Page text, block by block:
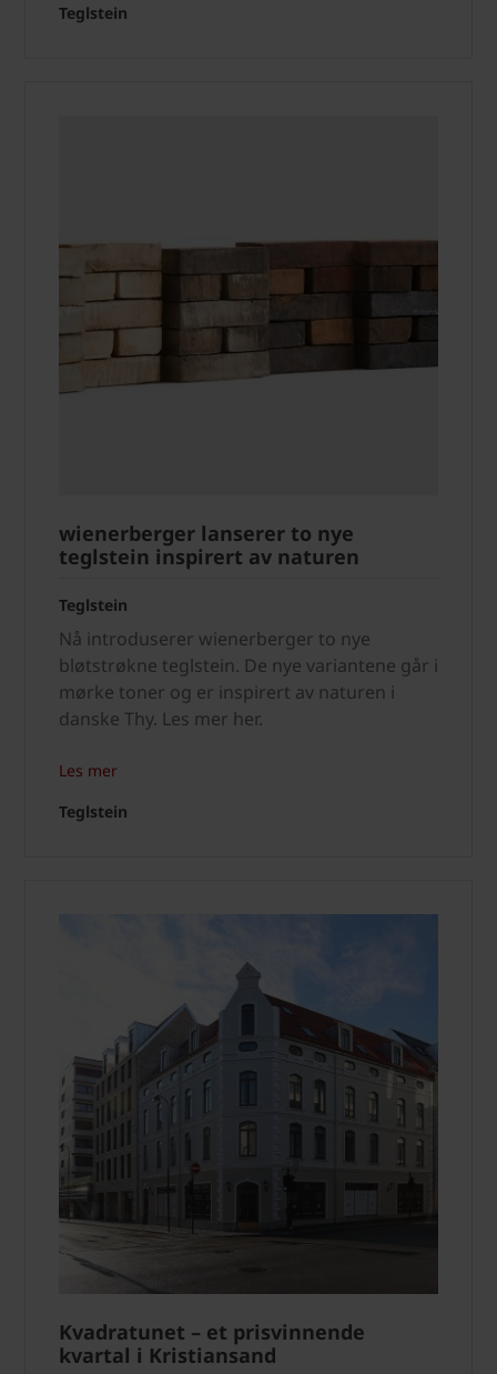
Teglstein
wienerberger lanserer to nye
teglstein inspirert av naturen
Teglstein
Nå introduserer wienerberger to nye
bløtstrøkne teglstein. De nye variantene går i
mørke toner og er inspirert av naturen i
danske Thy. Les mer her.
Les mer
Teglstein
Kvadratunet – et prisvinnende
kvartal i Kristiansand